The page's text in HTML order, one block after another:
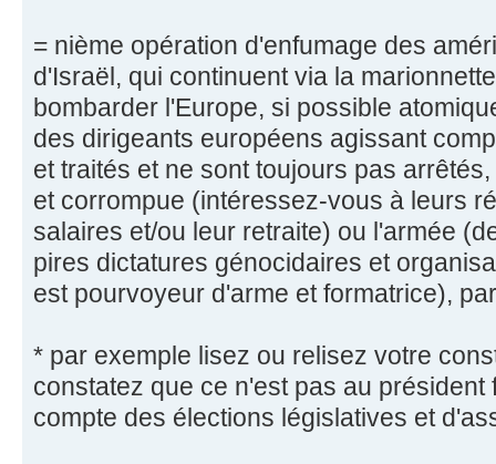
= nième opération d'enfumage des
d'Israël, qui continuent via la
bombarder l'Europe, si possible
des dirigeants européens agissant
et traités et ne sont toujours pas
et corrompue (intéressez-vous à leurs
salaires et/ou leur retraite) ou l'armée
pires dictatures génocidaires et
est pourvoyeur d'arme et formatrice),
* par exemple lisez ou relisez votre
constatez que ce n'est pas au
compte des élections législatives et